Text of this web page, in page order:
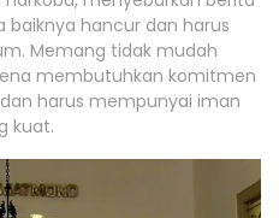
baiknya hancur dan harus
Memang tidak mudah
membutuhkan komitmen
harus mempunyai iman
kuat.